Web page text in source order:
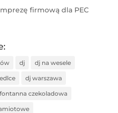
firmową dla PEC
dj dj na wesele
dj warszawa
fontanna czekoladowa